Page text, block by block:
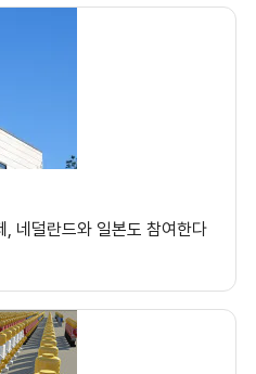
네덜란드와 일본도 참여한다